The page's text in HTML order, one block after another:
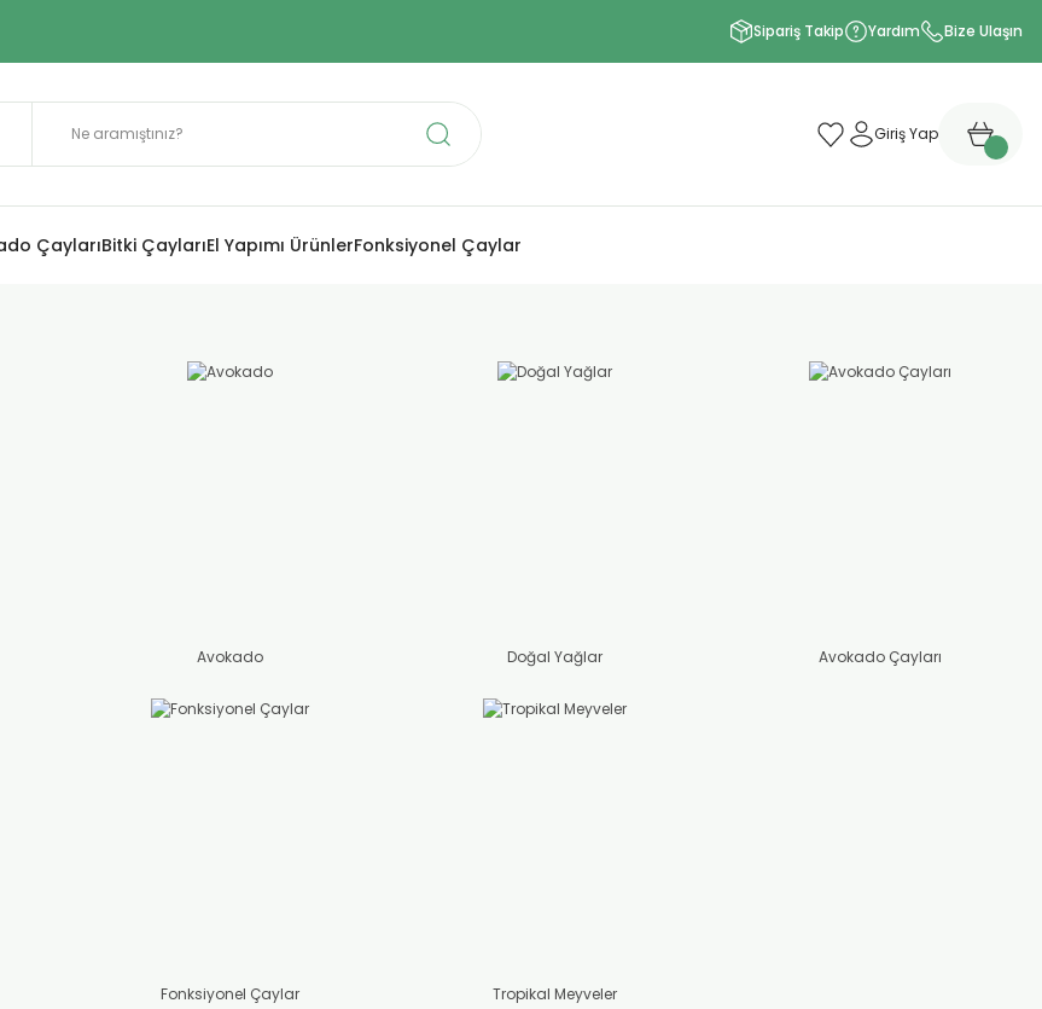
Sipariş Takip Yardım Bize Ulaşın
Giriş Yap
ÇaylarıBitki ÇaylarıEl Yapımı ÜrünlerFonksiyonel Çaylar
Avokado Doğal Yağlar Avokado Çayları
Fonksiyonel Çaylar Tropikal Meyveler